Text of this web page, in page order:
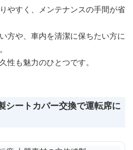
やすく、メンテナンスの手間が省
方や、車内を清潔に保ちたい方に
性も魅力のひとつです。
シートカバー交換で運転席に